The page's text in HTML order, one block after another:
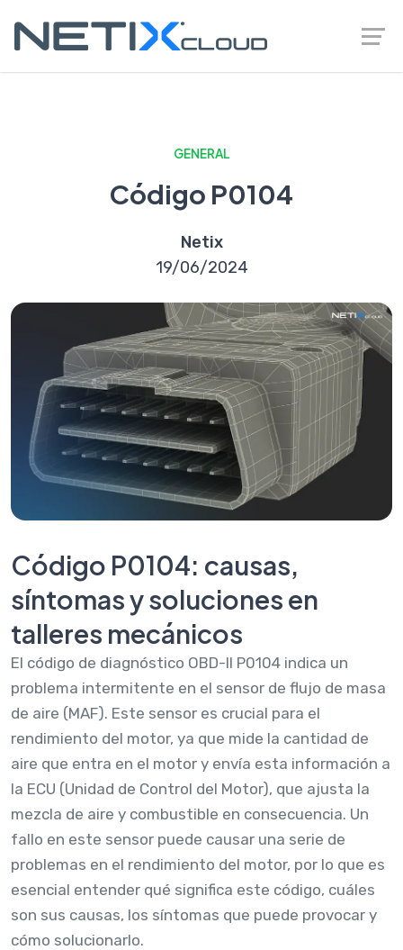
GENERAL
Código P0104
Netix
19/06/2024
Código P0104: causas,
síntomas y soluciones en
talleres mecánicos
El código de diagnóstico OBD-II P0104 indica un
problema intermitente en el sensor de flujo de masa
de aire (MAF). Este sensor es crucial para el
rendimiento del motor, ya que mide la cantidad de
aire que entra en el motor y envía esta información a
la ECU (Unidad de Control del Motor), que ajusta la
mezcla de aire y combustible en consecuencia. Un
fallo en este sensor puede causar una serie de
problemas en el rendimiento del motor, por lo que es
esencial entender qué significa este código, cuáles
son sus causas, los síntomas que puede provocar y
cómo solucionarlo.